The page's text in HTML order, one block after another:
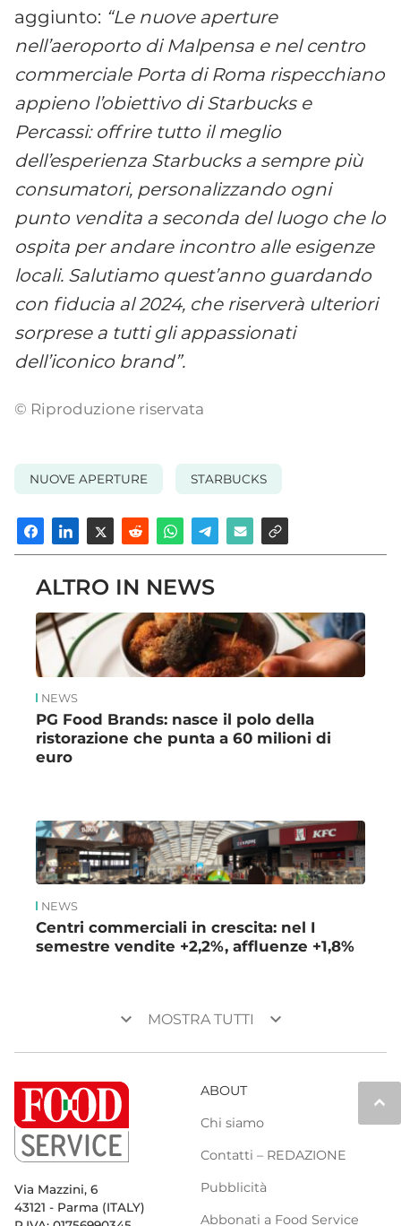
aggiunto: “Le nuove aperture
nell’aeroporto di Malpensa e nel centro
commerciale Porta di Roma rispecchiano
appieno l’obiettivo di Starbucks e
Percassi: offrire tutto il meglio
dell’esperienza Starbucks a sempre più
consumatori, personalizzando ogni
punto vendita a seconda del luogo che lo
ospita per andare incontro alle esigenze
locali. Salutiamo quest’anno guardando
con fiducia al 2024, che riserverà ulteriori
sorprese a tutti gli appassionati
dell’iconico brand”.
© Riproduzione riservata
NUOVE APERTURE STARBUCKS
ALTRO IN NEWS
NEWS
PG Food Brands: nasce il polo della
ristorazione che punta a 60 milioni di
euro
NEWS
Centri commerciali in crescita: nel I
semestre vendite +2,2%, affluenze +1,8%
keyboard_arrow_down MOSTRA TUTTI keyboard_arrow_down
keyboard_arrow_up
Via Mazzini, 6
43121 - Parma (ITALY)
ABOUT
Chi siamo
Contatti – REDAZIONE
Pubblicità
Abbonati a Food Service